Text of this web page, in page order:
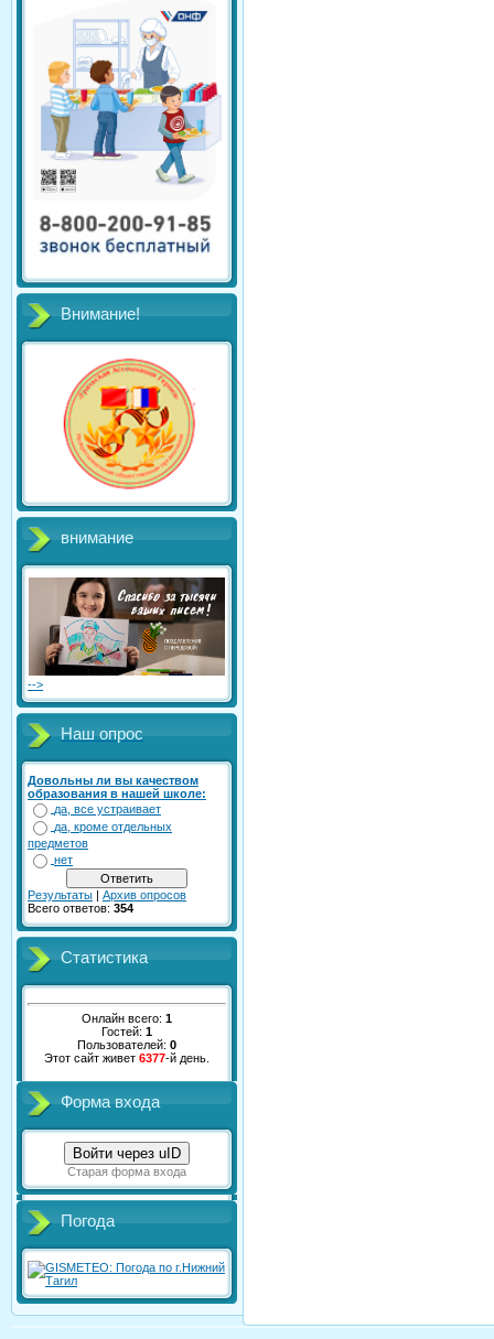
Внимание!
внимание
-->
Наш опрос
Довольны ли вы качеством
образования в нашей школе:
да, все устраивает
да, кроме отдельных
предметов
нет
Результаты | Архив опросов
Всего ответов: 354
Статистика
Онлайн всего: 1
Гостей: 1
Пользователей: 0
Этот сайт живет 6377-й день.
Форма входа
Войти через uID
Старая форма входа
Погода